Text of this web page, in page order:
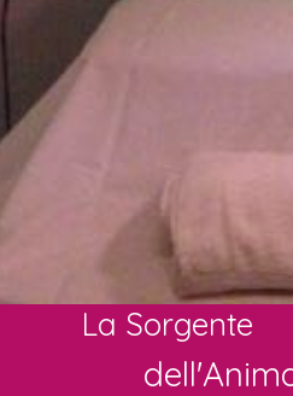
La Sorgente